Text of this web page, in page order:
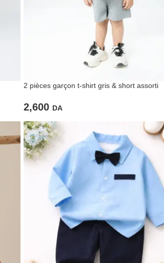
2 pièces garçon t-shirt gris & short assorti
2,600 DA